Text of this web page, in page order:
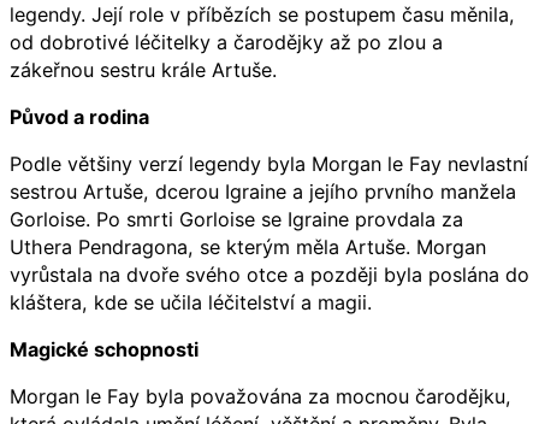
legendy. Její role v příbězích se postupem času měnila,
od dobrotivé léčitelky a čarodějky až po zlou a
zákeřnou sestru krále Artuše.
Původ a rodina
Podle většiny verzí legendy byla Morgan le Fay nevlastní
sestrou Artuše, dcerou Igraine a jejího prvního manžela
Gorloise. Po smrti Gorloise se Igraine provdala za
Uthera Pendragona, se kterým měla Artuše. Morgan
vyrůstala na dvoře svého otce a později byla poslána do
kláštera, kde se učila léčitelství a magii.
Magické schopnosti
Morgan le Fay byla považována za mocnou čarodějku,